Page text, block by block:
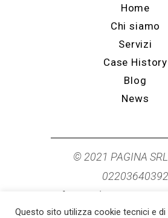
Home
Chi siamo
Servizi
Case History
Blog
News
© 2021 PAGINA
02203640392
info@studiopagina.it
Cookie Policy|
Questo sito utilizza cookie tecnici e di